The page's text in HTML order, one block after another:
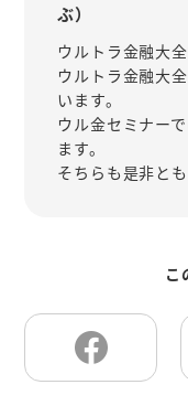
ぶ）
ウルトラ金融大全
ウルトラ金融大
います。
ウル金セミナー
ます。
そちらも是非とも
こ